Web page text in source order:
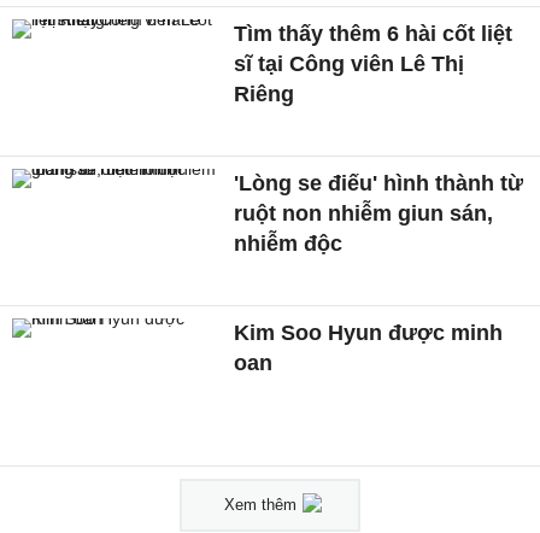
Tìm thấy thêm 6 hài cốt liệt
sĩ tại Công viên Lê Thị
Riêng
'Lòng se điếu' hình thành từ
ruột non nhiễm giun sán,
nhiễm độc
Kim Soo Hyun được minh
oan
Xem thêm